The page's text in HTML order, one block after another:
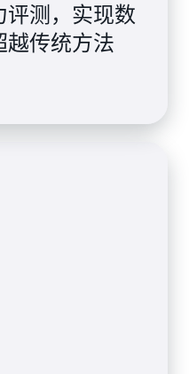
评测，实现数
越传统方法